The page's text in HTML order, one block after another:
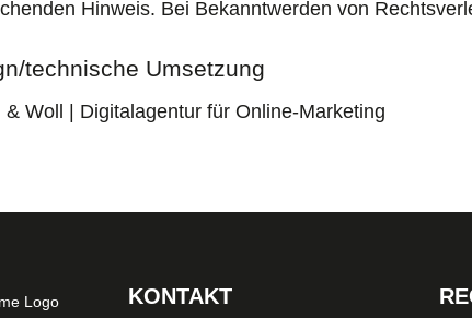
Hinweis. Bei Bekanntwerden von
technische Umsetzung
Woll | Digitalagentur für Online-Marketing
KONTAKT